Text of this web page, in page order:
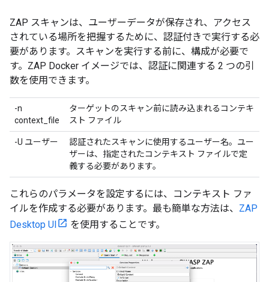
ZAP スキャンは、ユーザーデータが保存され、アクセス
されている場所を把握するために、認証付きで実行する必
要があります。スキャンを実行する前に、構成が必要で
す。ZAP Docker イメージでは、認証に関連する 2 つの引
数を使用できます。
-n
context_file
ターゲットのスキャン前に読み込まれるコンテキ
スト ファイル
-U ユーザー
認証されたスキャンに使用するユーザー名。ユー
ザーは、指定されたコンテキスト ファイルで定
義する必要があります。
これらのパラメータを設定するには、コンテキスト ファ
イルを作成する必要があります。最も簡単な方法は、 ZAP
Desktop UI
を使用することです。